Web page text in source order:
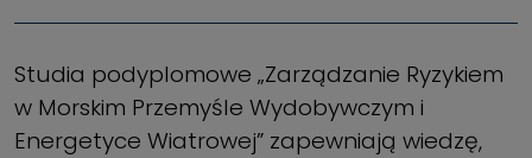
Studia podyplomowe „Zarządzanie Ryzykiem
w Morskim Przemyśle Wydobywczym i
Energetyce Wiatrowej” zapewniają wiedzę,